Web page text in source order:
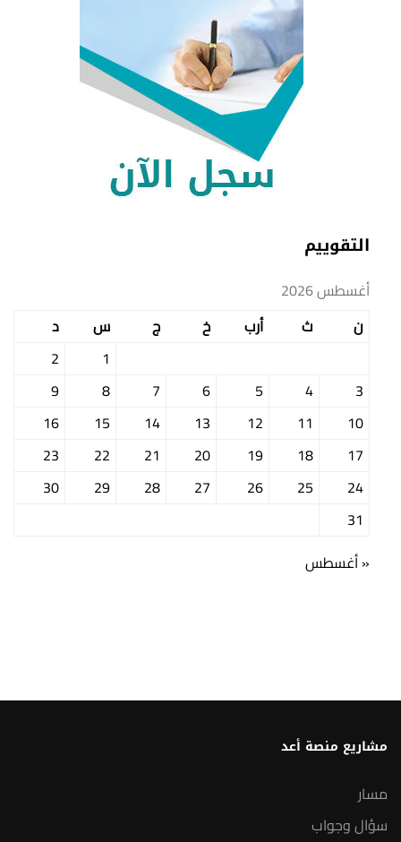
التقوييم
أغسطس 2026
ن
ث أرب خ ج س
د
1
2
3
4
5
6
7
8
9
10
11
12
13
14
15
16
17
18
19
20
21
22
23
24
25
26
27
28
29
30
31
« أغسطس
مشاريع منصة أعد
مسار
سؤال وجواب